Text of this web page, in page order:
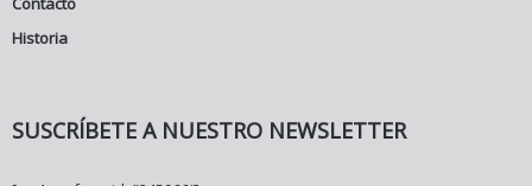
Historia
SUSCRÍBETE A NUESTRO NEWSLETTER